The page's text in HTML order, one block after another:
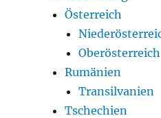
Österreich
Oberösterreich
Rumänien
Transilvanien
Tschechien